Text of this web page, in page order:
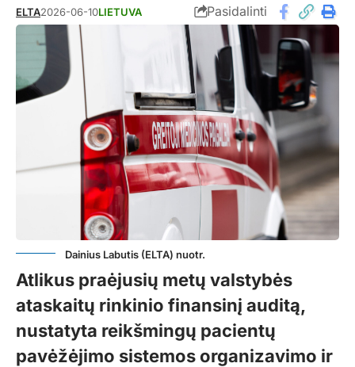
ELTA2026-06-10LIETUVA Pasidalinti
Dainius Labutis (ELTA) nuotr.
Atlikus praėjusių metų valstybės
ataskaitų rinkinio finansinį auditą,
nustatyta reikšmingų pacientų
pavėžėjimo sistemos organizavimo ir